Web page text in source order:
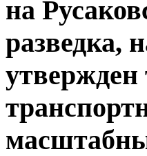
на
разведка,
утвержден